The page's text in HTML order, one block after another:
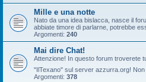
Mille e una notte
Nato da una idea bislacca, nasce il
abbiate timore di parlarne, potrebbe
Argomenti: 240
Mai dire Chat!
Attenzione! In questo forum troverete
"IlTexano" sul server azzurra.org!
Argomenti: 378